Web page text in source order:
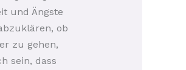
und Ängste
ob
zu gehen,
sein, dass